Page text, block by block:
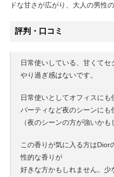
ドな甘さが広がり、大人の男性
評判・口コミ
日常使いしている、甘くてセ
やり過ぎ感はないです。
日常使いとしてオフィスにも
パーティなど夜のシーンにも
（夜のシーンの方が強いかも
この香りが気に入る方はDior
性的な香りが
好きな方かもしれません。